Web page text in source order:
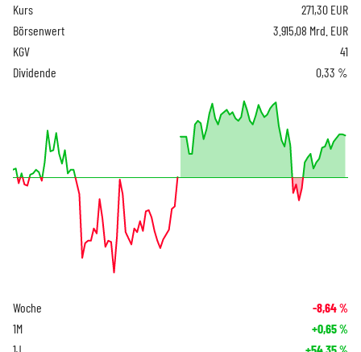
Kurs 271,30 EUR
Börsenwert
3.915,08 Mrd. EUR
KGV
41
Dividende
0,33 %
Woche -8,64%
1M +0,65%